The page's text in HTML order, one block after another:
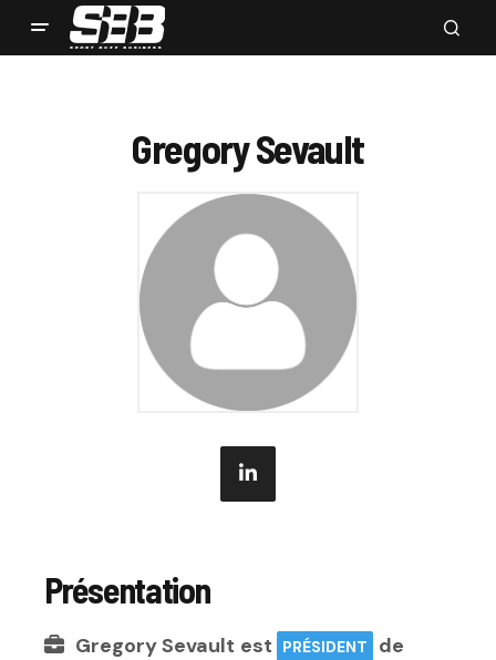
Gregory Sevault
Présentation
Gregory Sevault est PRÉSIDENT de